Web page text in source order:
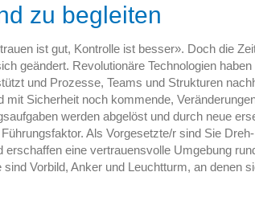
zu begleiten
ist gut, Kontrolle ist besser». Doch die
geändert. Revolutionäre Technologien
und Prozesse, Teams und Strukturen
mit Sicherheit noch kommende,
werden abgelöst und durch neue
Als Vorgesetzte/r sind Sie
erschaffen eine vertrauensvolle Umgebung
sind Vorbild, Anker und Leuchtturm, an denen